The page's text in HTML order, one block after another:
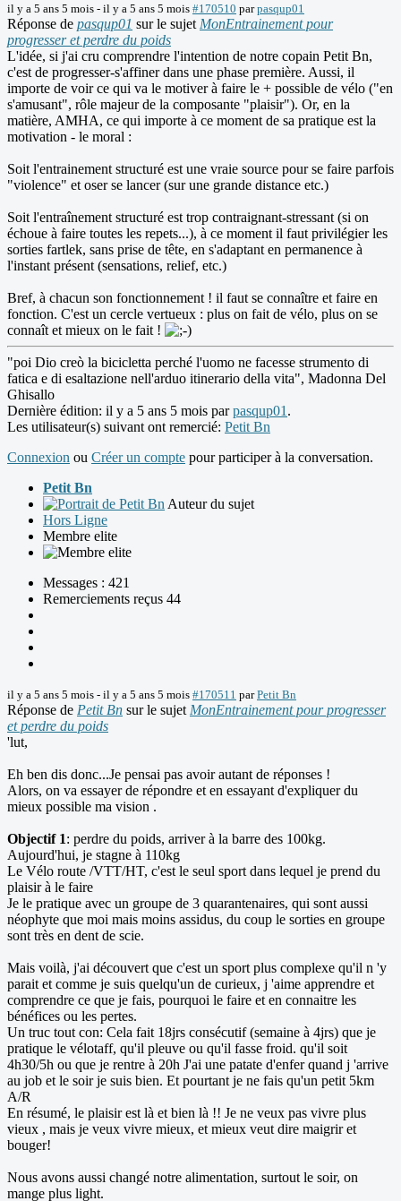
il y a 5 ans 5 mois - il y a 5 ans 5 mois #170510 parpasqup01
Réponse de pasqup01 sur le sujet MonEntrainement pour
progresser et perdre du poids
L'idée, si j'ai cru comprendre l'intention de notre copain Petit Bn,
c'est de progresser-s'affiner dans une phase première. Aussi, il
importe de voir ce qui va le motiver à faire le + possible de vélo ("en
s'amusant", rôle majeur de la composante "plaisir"). Or, en la
matière, AMHA, ce qui importe à ce moment de sa pratique est la
motivation - le moral :
Soit l'entrainement structuré est une vraie source pour se faire parfois
"violence" et oser se lancer (sur une grande distance etc.)
Soit l'entraînement structuré est trop contraignant-stressant (si on
échoue à faire toutes les repets...), à ce moment il faut privilégier les
sorties fartlek, sans prise de tête, en s'adaptant en permanence à
l'instant présent (sensations, relief, etc.)
Bref, à chacun son fonctionnement ! il faut se connaître et faire en
fonction. C'est un cercle vertueux : plus on fait de vélo, plus on se
connaît et mieux on le fait !
"poi Dio creò la bicicletta perché l'uomo ne facesse strumento di
fatica e di esaltazione nell'arduo itinerario della vita", Madonna Del
Ghisallo
Dernière édition: il y a 5 ans 5 mois parpasqup01 .
Les utilisateur(s) suivant ont remercié: Petit Bn
Connexion ou Créer un compte pour participer à la conversation.
Petit Bn
Auteur du sujet
Hors Ligne
Membre elite
Messages : 421
Remerciements reçus 44
il y a 5 ans 5 mois - il y a 5 ans 5 mois #170511 parPetit Bn
Réponse de Petit Bn sur le sujet MonEntrainement pour progresser
et perdre du poids
'lut,
Eh ben dis donc...Je pensai pas avoir autant de réponses !
Alors, on va essayer de répondre et en essayant d'expliquer du
mieux possible ma vision .
Objectif 1: perdre du poids, arriver à la barre des 100kg.
Aujourd'hui, je stagne à 110kg
Le Vélo route /VTT/HT, c'est le seul sport dans lequel je prend du
plaisir à le faire
Je le pratique avec un groupe de 3 quarantenaires, qui sont aussi
néophyte que moi mais moins assidus, du coup le sorties en groupe
sont très en dent de scie.
Mais voilà, j'ai découvert que c'est un sport plus complexe qu'il n 'y
parait et comme je suis quelqu'un de curieux, j 'aime apprendre et
comprendre ce que je fais, pourquoi le faire et en connaitre les
bénéfices ou les pertes.
Un truc tout con: Cela fait 18jrs consécutif (semaine à 4jrs) que je
pratique le vélotaff, qu'il pleuve ou qu'il fasse froid. qu'il soit
4h30/5h ou que je rentre à 20h J'ai une patate d'enfer quand j 'arrive
au job et le soir je suis bien. Et pourtant je ne fais qu'un petit 5km
A/R
En résumé, le plaisir est là et bien là !! Je ne veux pas vivre plus
vieux , mais je veux vivre mieux, et mieux veut dire maigrir et
bouger!
Nous avons aussi changé notre alimentation, surtout le soir, on
mange plus light.